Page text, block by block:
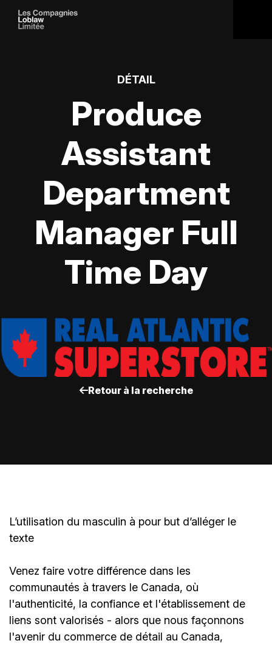
DÉTAIL
Produce
Assistant
Department
Manager Full
Time Day
Retour à la recherche
L’utilisation du masculin à pour but d’alléger le
texte
Venez faire votre différence dans les
communautés à travers le Canada, où
l'authenticité, la confiance et l'établissement de
liens sont valorisés - alors que nous façonnons
l'avenir du commerce de détail au Canada,